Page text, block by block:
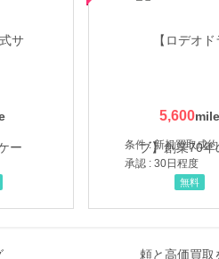
5,600
条件 : 新規買取成約
承認 : 30日程度
無料